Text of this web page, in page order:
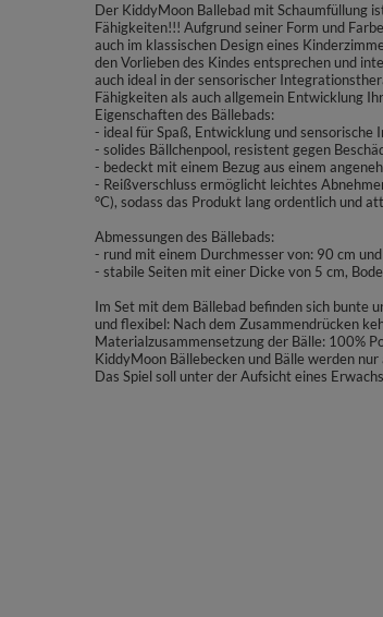
Der KiddyMoon Ballebad mit Schaumfüllung
Fähigkeiten!!! Aufgrund seiner Form und
auch im klassischen Design eines
den Vorlieben des Kindes entsprechen und
auch ideal in der sensorischer
Fähigkeiten als auch allgemein Entwicklung
Eigenschaften des Bällebads:
- ideal für Spaß, Entwicklung und sensorische
- solides Bällchenpool, resistent gegen
- bedeckt mit einem Bezug aus einem
- Reißverschluss ermöglicht leichtes
°C), sodass das Produkt lang ordentlich und
Abmessungen des Bällebads:
- rund mit einem Durchmesser von: 90 cm
- stabile Seiten mit einer Dicke von 5 cm,
Im Set mit dem Bällebad befinden sich bunte
und flexibel: Nach dem Zusammendrücken
Materialzusammensetzung der Bälle: 100%
KiddyMoon Bällebecken und Bälle werden
Das Spiel soll unter der Aufsicht eines